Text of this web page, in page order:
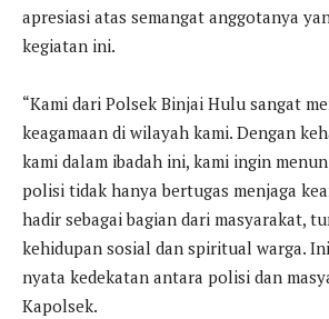
apresiasi atas semangat anggotanya
kegiatan ini.
“Kami dari Polsek Binjai Hulu sangat
keagamaan di wilayah kami. Dengan
kami dalam ibadah ini, kami ingin
polisi tidak hanya bertugas menjaga
hadir sebagai bagian dari masyarakat,
kehidupan sosial dan spiritual warga.
nyata kedekatan antara polisi dan
Kapolsek.